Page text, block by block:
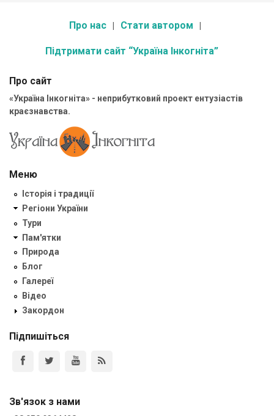
Про нас Стати автором
Підтримати сайт “Україна Інкогніта”
Про сайт
«Україна Інкогніта» - неприбутковий проект ентузіастів
краєзнавства.
Меню
Історія і традиції
Регіони України
Тури
Пам'ятки
Природа
Блог
Галереї
Відео
Закордон
Підпишіться
Зв'язок з нами